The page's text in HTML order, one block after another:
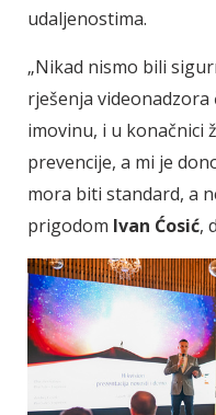
udaljenostima.
„Nikad nismo bili
rješenja
imovinu, i u konačnici
prevencije, a mi je
mora biti standard, a
prigodom Ivan Ćosić,